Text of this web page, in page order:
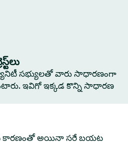
సభ్యులతో వారు సాధారణంగా
ఇవిగో ఇక్కడ కొన్ని సాధారణ
ఏ కారణంతో అయినా సరే బయట